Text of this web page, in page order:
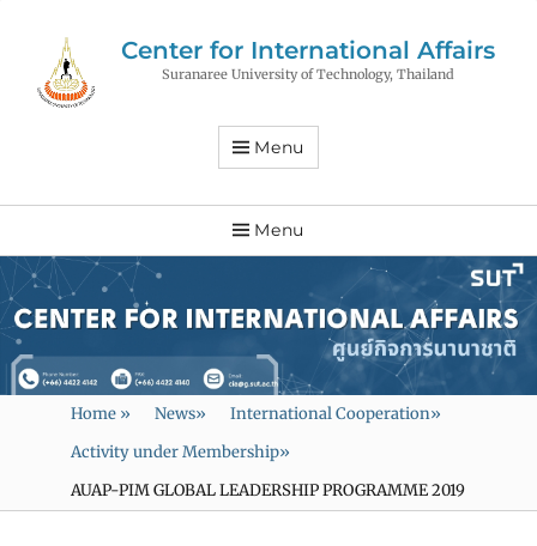
Center for International Affairs
Suranaree University of Technology, Thailand
Menu
Menu
Home » News» International Cooperation»
Activity under Membership»
AUAP-PIM GLOBAL LEADERSHIP PROGRAMME 2019